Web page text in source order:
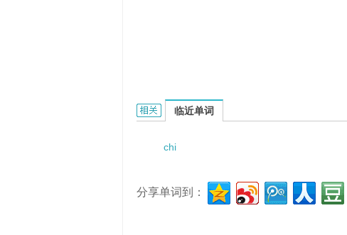
chionanthin的相关资料：
临近单词
chi
分享单词到：